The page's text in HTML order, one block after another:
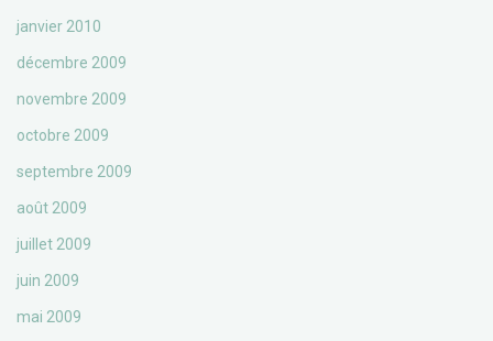
janvier 2010
décembre 2009
novembre 2009
octobre 2009
septembre 2009
août 2009
juillet 2009
juin 2009
mai 2009